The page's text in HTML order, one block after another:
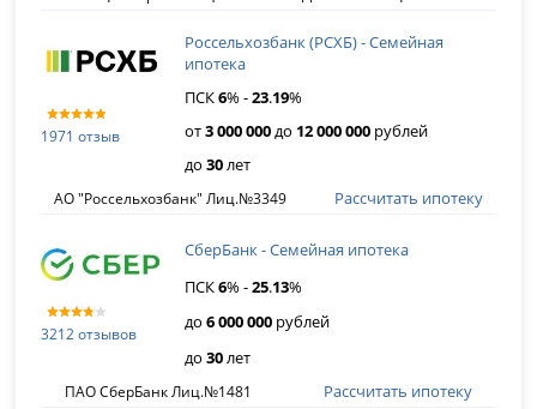
1971 отзыв
Россельхозбанк (РСХБ) - Семейная
ипотека
ПСК6% -23.19%
от3 000 000до 12 000 000 рублей
до30лет
АО "Россельхозбанк" Лиц.№3349 Рассчитать ипотеку
3212 отзывов
СберБанк - Семейная ипотека
ПСК6% -25.13%
до6 000 000 рублей
до30 лет
ПАО СберБанк Лиц.№1481 Рассчитать ипотеку